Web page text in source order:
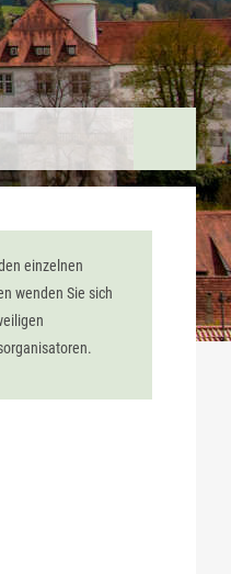
einzelnen
wenden Sie sich